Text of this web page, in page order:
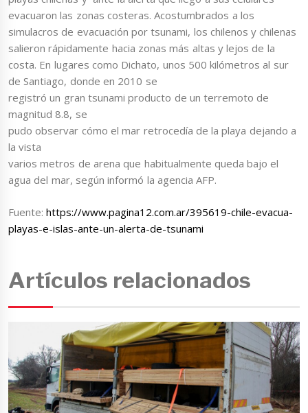
evacuaron las zonas costeras. Acostumbrados a los
simulacros de evacuación por tsunami, los chilenos y chilenas
salieron rápidamente hacia zonas más altas y lejos de la
costa. En lugares como Dichato, unos 500 kilómetros al sur
de Santiago, donde en 2010 se
registró un gran tsunami producto de un terremoto de
magnitud 8.8, se
pudo observar cómo el mar retrocedía de la playa dejando a
la vista
varios metros de arena que habitualmente queda bajo el
agua del mar, según informó la agencia AFP.
Fuente:https://www.pagina12.com.ar/395619-chile-evacua-
playas-e-islas-ante-un-alerta-de-tsunami
Artículos relacionados